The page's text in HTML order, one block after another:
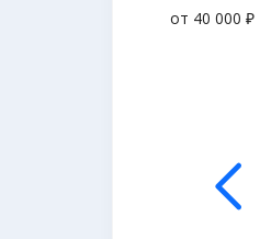
от 40 000 ₽